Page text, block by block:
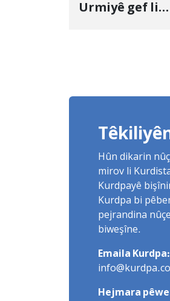
Urmiyê gef li
Hûn dikarin
mirov li
Kurdpayê
Kurdpa bi
pejrandina
biweşîne.
Emaila Kurdpa:
Hejmara